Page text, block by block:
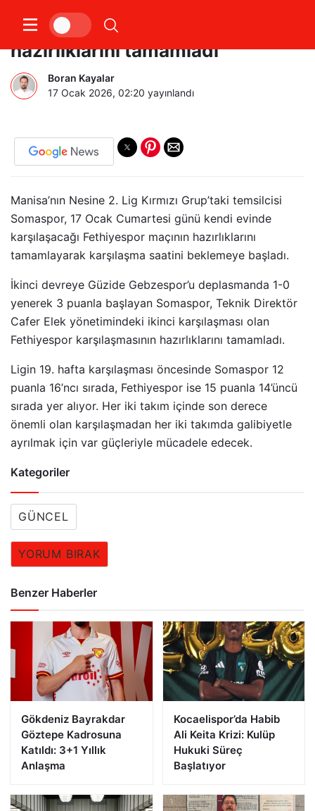
Somaspor, Fethiyespor
hazırlıklarını tamamladı
Boran Kayalar
17 Ocak 2026, 02:20 yayınlandı
Manisa’nın Nesine 2. Lig Kırmızı Grup’taki temsilcisi
Somaspor, 17 Ocak Cumartesi günü kendi evinde
karşılaşacağı Fethiyespor maçının hazırlıklarını
tamamlayarak karşılaşma saatini beklemeye başladı.
İkinci devreye Güzide Gebzespor’u deplasmanda 1-0
yenerek 3 puanla başlayan Somaspor, Teknik Direktör
Cafer Elek yönetimindeki ikinci karşılaşması olan
Fethiyespor karşılaşmasının hazırlıklarını tamamladı.
Ligin 19. hafta karşılaşması öncesinde Somaspor 12
puanla 16’ncı sırada, Fethiyespor ise 15 puanla 14’üncü
sırada yer alıyor. Her iki takım içinde son derece
önemli olan karşılaşmadan her iki takımda galibiyetle
ayrılmak için var güçleriyle mücadele edecek.
Kategoriler
GÜNCEL
YORUM BIRAK
Benzer Haberler
Gökdeniz Bayrakdar
Göztepe Kadrosuna
Katıldı: 3+1 Yıllık
Anlaşma
Kocaelispor’da Habib
Ali Keita Krizi: Kulüp
Hukuki Süreç
Başlatıyor